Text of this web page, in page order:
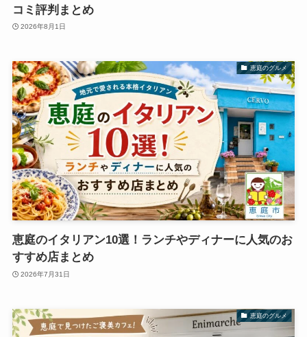
コミ評判まとめ
2026年8月1日
恵庭のグルメ
恵庭のイタリアン10選！ランチやディナーに人気のお
すすめ店まとめ
2026年7月31日
恵庭のグルメ